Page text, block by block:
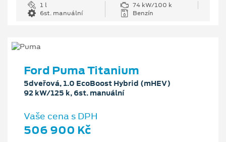
1 l
74 kW/100 k
6st. manuální
Benzín
Ford Puma Titanium
5dveřová, 1.0 EcoBoost Hybrid (mHEV)
92 kW/125 k, 6st. manuální
Vaše cena s DPH
506 900 Kč